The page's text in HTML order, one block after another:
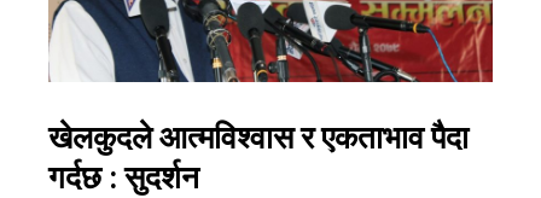
खेलकुदले आत्मविश्वास र एकताभाव पैदा
गर्दछ : सुदर्शन